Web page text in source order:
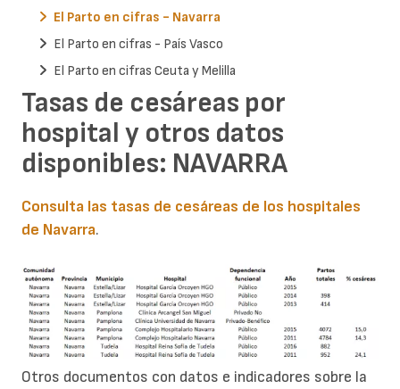
Tasas de cesáreas por
hospital y otros datos
disponibles: NAVARRA
Consulta las tasas de cesáreas de los hospitales
de Navarra.
Otros documentos con datos e indicadores sobre la
El Parto en cifras - Navarra
El Parto en cifras - País Vasco
El Parto en cifras Ceuta y Melilla